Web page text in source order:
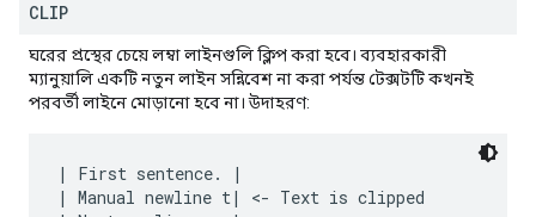
CLIP
ঘরের প্রস্থের চেয়ে লম্বা লাইনগুলি ক্লিপ করা হবে। ব্যবহারকারী
ম্যানুয়ালি একটি নতুন লাইন সন্নিবেশ না করা পর্যন্ত টেক্সটটি কখনই
পরবর্তী লাইনে মোড়ানো হবে না। উদাহরণ:
| First sentence. |
| Manual newline t| <- Text is clipped